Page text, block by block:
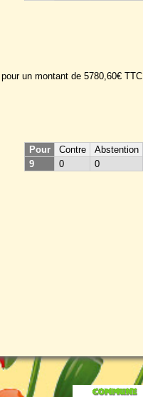
un montant de 5780,60€ TTC
Pour Contre
Abstention
9
0 0